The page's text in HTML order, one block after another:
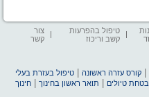
טיפול בהפרעות
קשב וריכוז
צור
קשר
|קורס עזרה ראשונה |טיפול בעזרת בעלי
טיולים תואר ראשון בחינוך |חינוך